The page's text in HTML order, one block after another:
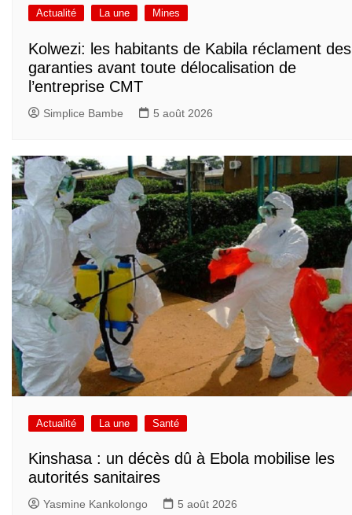
Actualité La une Mines
Kolwezi: les habitants de Kabila réclament des
garanties avant toute délocalisation de
l’entreprise CMT
Simplice Bambe 5 août 2026
Actualité La une Santé
Kinshasa : un décès dû à Ebola mobilise les
autorités sanitaires
Yasmine Kankolongo 5 août 2026